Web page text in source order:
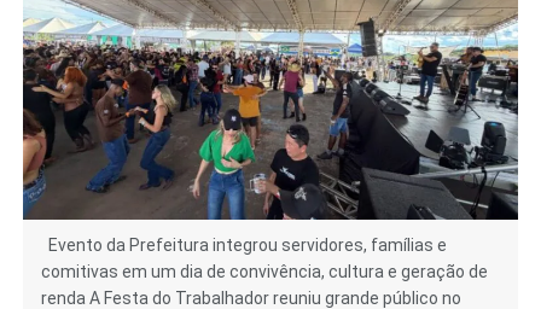
Evento da Prefeitura integrou servidores, famílias e
comitivas em um dia de convivência, cultura e geração de
renda A Festa do Trabalhador reuniu grande público no